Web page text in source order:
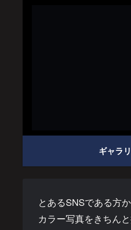
ギャラ
とあるSNSである方
カラー写真をきちん